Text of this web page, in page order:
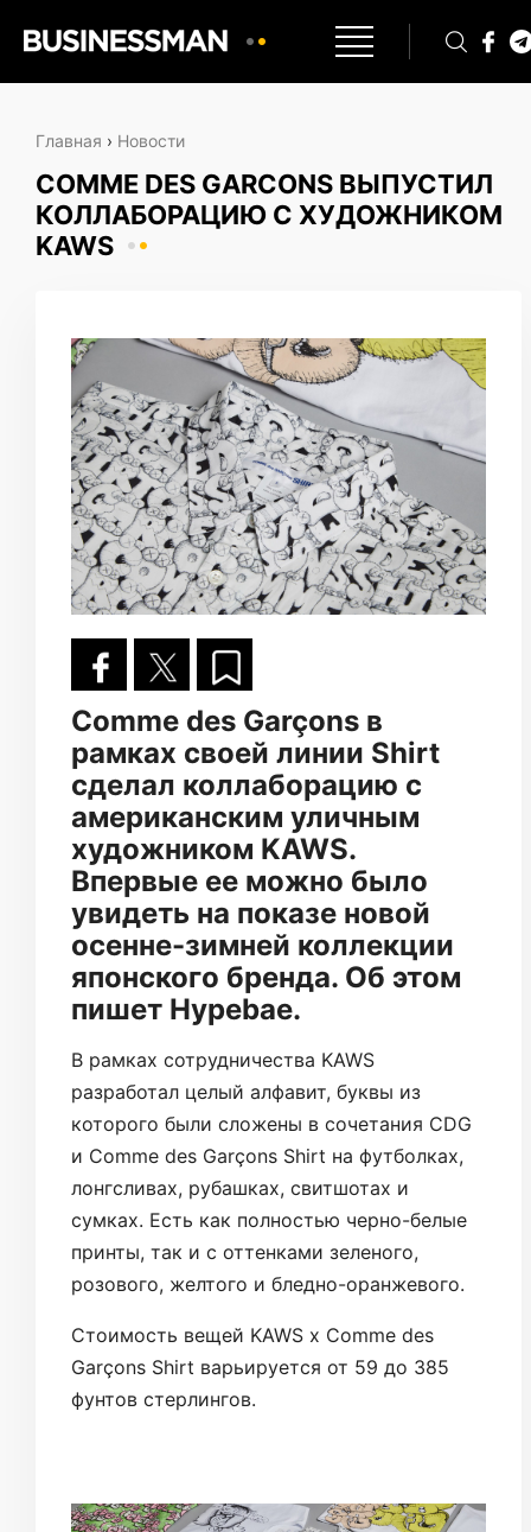
Главная › Новости
COMME DES GARCONS ВЫПУСТИЛ
КОЛЛАБОРАЦИЮ С ХУДОЖНИКОМ
KAWS
Comme des Garçons в
рамках своей линии Shirt
сделал коллаборацию с
американским уличным
художником KAWS.
Впервые ее можно было
увидеть на показе новой
осенне-зимней коллекции
японского бренда. Об этом
пишет Hypebae.
В рамках сотрудничества KAWS
разработал целый алфавит, буквы из
которого были сложены в сочетания CDG
и Comme des Garçons Shirt на футболках,
лонгсливах, рубашках, свитшотах и
сумках. Есть как полностью черно-белые
принты, так и с оттенками зеленого,
розового, желтого и бледно-оранжевого.
Стоимость вещей KAWS x Comme des
Garçons Shirt варьируется от 59 до 385
фунтов стерлингов.